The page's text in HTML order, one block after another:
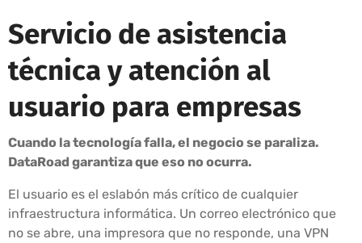
Servicio de asistencia
técnica y atención al
usuario para empresas
Cuando la tecnología falla, el negocio se paraliza.
DataRoad garantiza que eso no ocurra.
El usuario es el eslabón más crítico de cualquier
infraestructura informática. Un correo electrónico que
no se abre, una impresora que no responde, una VPN